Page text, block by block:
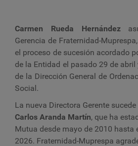
Carmen Rueda Hernández
Gerencia de Fraternidad-
el proceso de sucesión acordado
de la Entidad el pasado 29 de
de la Dirección General de
Social.
La nueva Directora Gerente
Carlos Aranda Martín, que ha
Mutua desde mayo de 2010 hasta
2026. Fraternidad-Muprespa